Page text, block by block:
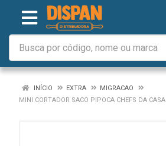
INÍCIO EXTRA
MIGRACAO
MINI CORTADOR SACO PIPOCA CHEFS DA CASA